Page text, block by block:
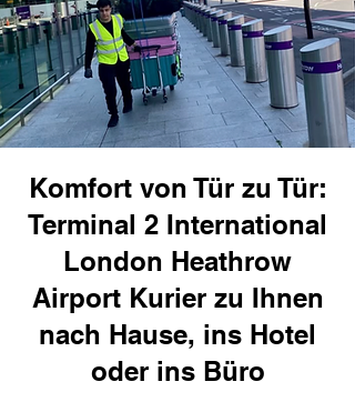
Komfort von Tür zu Tür:
Terminal 2 International
London Heathrow
Airport Kurier zu Ihnen
nach Hause, ins Hotel
oder ins Büro